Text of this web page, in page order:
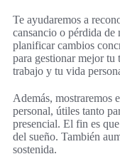
Te ayudaremos a
cansancio o pérdida de
planificar cambios
para gestionar mejor tu
trabajo y tu vida
Además, mostraremos
personal, útiles tanto
presencial. El fin es
del sueño. También
sostenida.